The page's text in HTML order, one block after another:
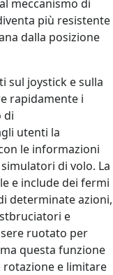
meccanismo di
più resistente
dalla posizione
sul joystick e sulla
rapidamente i
di
utenti la
le informazioni
di volo. La
e include dei fermi
determinate azioni,
e
ruotato per
questa funzione
rotazione e limitare